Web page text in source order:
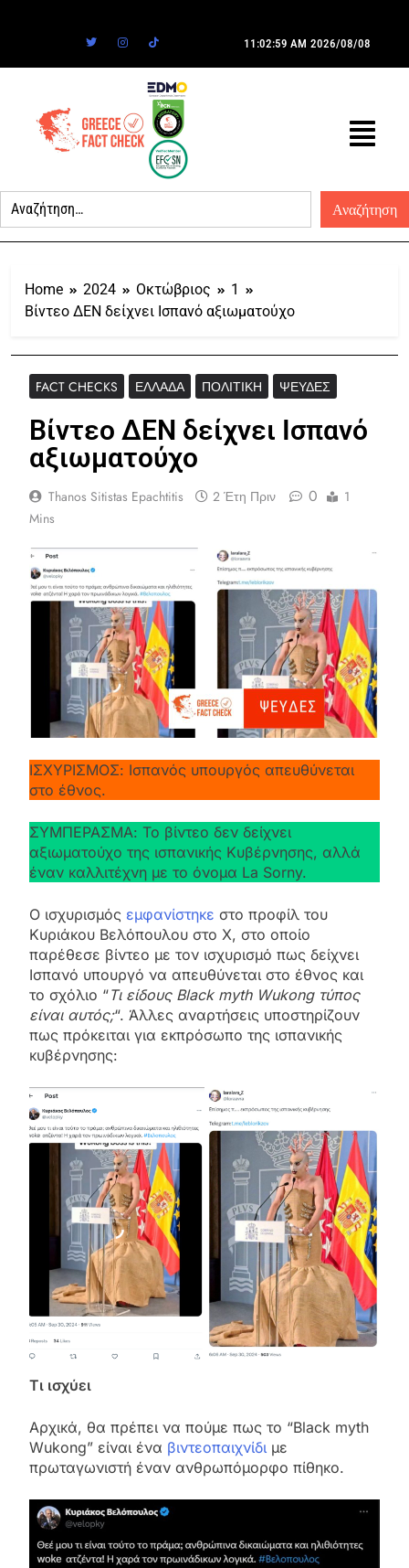
11:02:59 AM 2026/08/08
Home 2024 Οκτώβριος
1
Βίντεο ΔΕΝ δείχνει Ισπανό αξιωματούχο
FACT CHECKS ΕΛΛΆΔΑ ΠΟΛΙΤΙΚΉ ΨΕΥΔΈΣ
Βίντεο ΔΕΝ δείχνει Ισπανό
αξιωματούχο
Thanos Sitistas Epachtitis 2 Έτη Πριν 0
1
Mins
ΙΣΧΥΡΙΣΜΟΣ: Ισπανός υπουργός απευθύνεται
στο έθνος.
ΣΥΜΠΕΡΑΣΜΑ: Το βίντεο δεν δείχνει
αξιωματούχο της ισπανικής Κυβέρνησης, αλλά
έναν καλλιτέχνη με το όνομα La Sorny.
Ο ισχυρισμός εμφανίστηκε στο προφίλ του
Κυριάκου Βελόπουλου στο X, στο οποίο
παρέθεσε βίντεο με τον ισχυρισμό πως δείχνει
Ισπανό υπουργό να απευθύνεται στο έθνος και
το σχόλιο “Τι είδους Black myth Wukong τύπος
είναι αυτός;“. Άλλες αναρτήσεις υποστηρίζουν
πως πρόκειται για εκπρόσωπο της ισπανικής
κυβέρνησης:
Τι ισχύει
Αρχικά, θα πρέπει να πούμε πως το “Black myth
Wukong” είναι ένα βιντεοπαιχνίδι με
πρωταγωνιστή έναν ανθρωπόμορφο πίθηκο.